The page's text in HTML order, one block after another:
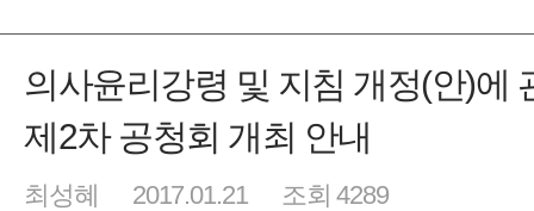
의사윤리강령 및 지침 개정(안)에
제2차 공청회 개최 안내
최성혜 2017.01.21 조회 4289